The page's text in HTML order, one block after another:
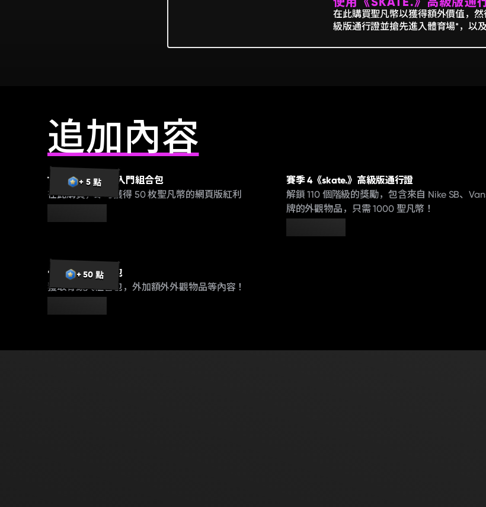
在此購買聖凡幣以獲得額外價值，
級版通行證並搶先進入體育場*，以
追加內容
+ 5 點
Thrasher 賽季 4 入門組合包
在此購買，即可獲得 50 枚聖凡幣的網頁版紅利
賽季 4《skate.》高級版通行證
解鎖 110 個階級的獎勵，包含來自 Nike SB、
牌的外觀物品，只需 1000 聖凡幣！
+ 50 點
骨頭人豪華組合包
獲取骨頭人組合包，外加額外外觀物品等內容！